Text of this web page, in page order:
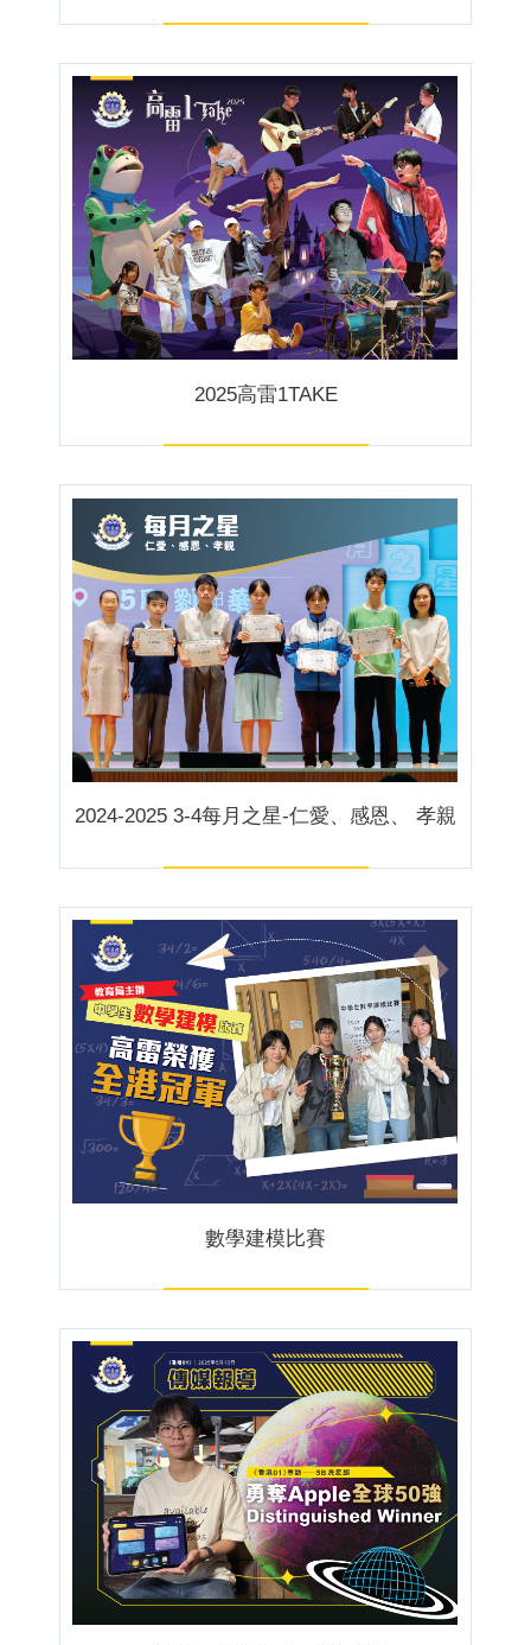
2025高雷1TAKE
2024-2025 3-4每月之星-仁愛、感恩、 孝親
數學建模比賽